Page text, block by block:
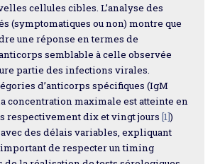
cellules cibles. L’analyse des
(symptomatiques ou non) montre que
une réponse en termes de
semblable à celle observée
partie des infections virales.
d’anticorps spécifiques (IgM
concentration maximale est atteinte en
respectivement dix et vingt jours[1])
des délais variables, expliquant
de respecter un timing